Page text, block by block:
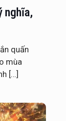
nghĩa,
quấn
mùa
[…]